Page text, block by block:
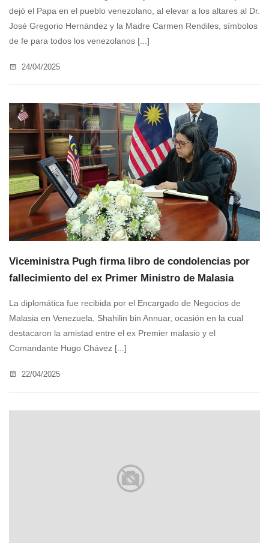
dejó el Papa en el pueblo venezolano, al elevar a los altares al Dr.
José Gregorio Hernández y la Madre Carmen Rendiles, símbolos
de fe para todos los venezolanos [...]
24/04/2025
Viceministra Pugh firma libro de condolencias por
fallecimiento del ex Primer Ministro de Malasia
La diplomática fue recibida por el Encargado de Negocios de
Malasia en Venezuela, Shahilin bin Annuar, ocasión en la cual
destacaron la amistad entre el ex Premier malasio y el
Comandante Hugo Chávez [...]
22/04/2025